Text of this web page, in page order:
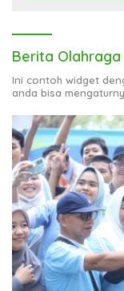
Berita Olahraga
Ini contoh widget
anda bisa